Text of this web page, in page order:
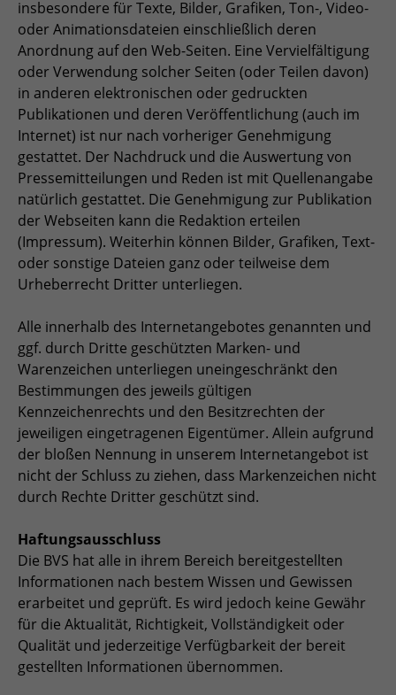
insbesondere für Texte, Bilder, Grafiken, Ton-, Video-
oder Animationsdateien einschließlich deren
Anordnung auf den Web-Seiten. Eine Vervielfältigung
oder Verwendung solcher Seiten (oder Teilen davon)
in anderen elektronischen oder gedruckten
Publikationen und deren Veröffentlichung (auch im
Internet) ist nur nach vorheriger Genehmigung
gestattet. Der Nachdruck und die Auswertung von
Pressemitteilungen und Reden ist mit Quellenangabe
natürlich gestattet. Die Genehmigung zur Publikation
der Webseiten kann die Redaktion erteilen
(Impressum). Weiterhin können Bilder, Grafiken, Text-
oder sonstige Dateien ganz oder teilweise dem
Urheberrecht Dritter unterliegen.
Alle innerhalb des Internetangebotes genannten und
ggf. durch Dritte geschützten Marken- und
Warenzeichen unterliegen uneingeschränkt den
Bestimmungen des jeweils gültigen
Kennzeichenrechts und den Besitzrechten der
jeweiligen eingetragenen Eigentümer. Allein aufgrund
der bloßen Nennung in unserem Internetangebot ist
nicht der Schluss zu ziehen, dass Markenzeichen nicht
durch Rechte Dritter geschützt sind.
Haftungsausschluss
Die BVS hat alle in ihrem Bereich bereitgestellten
Informationen nach bestem Wissen und Gewissen
erarbeitet und geprüft. Es wird jedoch keine Gewähr
für die Aktualität, Richtigkeit, Vollständigkeit oder
Qualität und jederzeitige Verfügbarkeit der bereit
gestellten Informationen übernommen.
zu speichern.
Name SgCookieOptin.lastPreferences
Anbieter
Laufzeit 1 Jahr
Zweck
Dieser Wert speichert Ihre Consent-
Einstellungen. Unter anderem eine
zufällig generierte ID, für die
historische Speicherung Ihrer
vorgenommen Einstellungen, falls der
Webseiten-Betreiber dies eingestellt
Name fe_typo_usr
Anbieter TYPO3
Laufzeit Session
Zweck Login geschlossener Bereich
Name be_lastLoginProvider
TYPO3
Laufzeit 1 Monat
Zweck Admin-Login Redaktionssystem
Name _pk_id
Anbieter Matomo
Laufzeit 1 Jahr
Zweck
Tracking Anzahl eindeutiger und
wiederkehrender Nutzer
Name _pk_ses
Anbieter Matomo
Laufzeit 30 min
Zweck
Tracking Nutzerverhalten beim Besuch
der Webseite
Cookie-Informationen anzeigen
Einblendung von 3rd Party Content
Wir verwenden 3rd Party Content, um zusätzliche Inhalte
anzubieten, die wir nicht selbst speichern, die aber für
Webseitenbesucher nützlich sind, z.B. Kartendienste
oder Videos. Weitere Details entnehmen Sie den
Datenschutzhinweisen.